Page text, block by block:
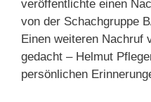
veröffentlichte einen
von der Schachgruppe
Einen weiteren Nachruf
gedacht – Helmut
persönlichen